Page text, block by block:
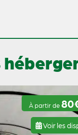
À partir de
Voir les